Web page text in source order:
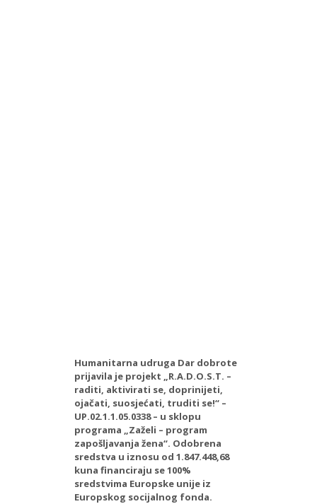
Humanitarna udruga Dar dobrote
prijavila je projekt „R.A.D.O.S.T. –
raditi, aktivirati se, doprinijeti,
ojačati, suosjećati, truditi se!“ –
UP.02.1.1.05.0338 – u sklopu
programa „Zaželi – program
zapošljavanja žena“. Odobrena
sredstva u iznosu od 1.847.448,68
kuna financiraju se 100%
sredstvima Europske unije iz
Europskog socijalnog fonda.